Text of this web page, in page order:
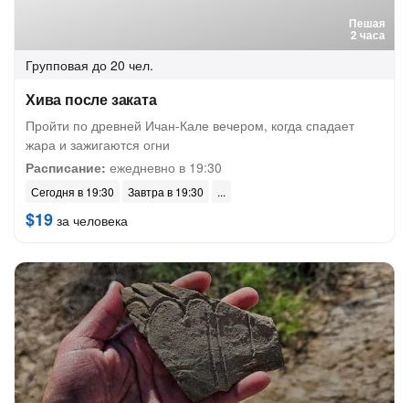
Пешая
2 часа
Групповая до 20 чел.
Хива после заката
Пройти по древней Ичан-Кале вечером, когда спадает
жара и зажигаются огни
Расписание: ежедневно в 19:30
Сегодня в 19:30 Завтра в 19:30
$19 за человека